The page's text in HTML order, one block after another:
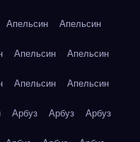
Апельсин Апельсин
Апельсин Апельсин
Апельсин Апельсин
Арбуз Арбуз Арбуз